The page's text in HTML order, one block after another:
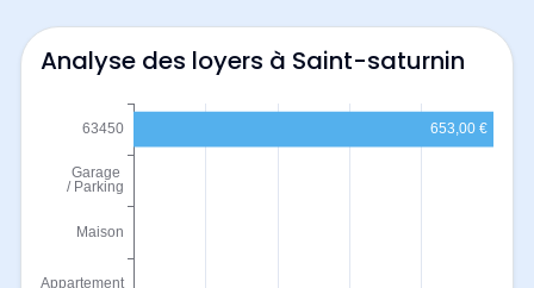
Analyse des loyers à Saint-saturnin